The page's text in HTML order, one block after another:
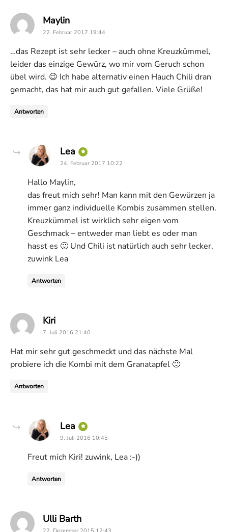
Maylinsays:
22. Februar 2017 19:44
…das Rezept ist sehr lecker – auch ohne Kreuzkümmel,
leider das einzige Gewürz, wo mir vom Geruch schon
übel wird. 😉 Ich habe alternativ einen Hauch Chili dran
gemacht, das hat mir auch gut gefallen. Viele Grüße!
Antworten
Lea says:
24. Februar 2017 10:22
Hallo Maylin,
das freut mich sehr! Man kann mit den Gewürzen ja
immer ganz individuelle Kombis zusammen stellen.
Kreuzkümmel ist wirklich sehr eigen vom
Geschmack – entweder man liebt es oder man
hasst es 🙂 Und Chili ist natürlich auch sehr lecker,
zuwink Lea
Antworten
Kirisays:
7. Juli 2016 21:40
Hat mir sehr gut geschmeckt und das nächste Mal
probiere ich die Kombi mit dem Granatapfel 🙂
Antworten
Lea says:
9. Juli 2016 10:45
Freut mich Kiri! zuwink, Lea :-))
Antworten
Ulli Barthsays: